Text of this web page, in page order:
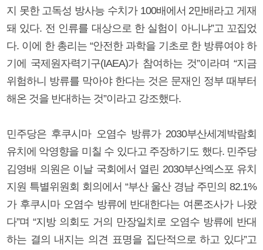
지 못한 고독성 방사능 수치가 100배에서 2만배라고 게재
돼 있다. 전 인류를 대상으로 한 실험이 아니냐”고 꼬집었
다. 이에 한 총리는 “안전한 과학을 기초로 한 방류여야 하
기에 국제원자력기구(IAEA)가 참여하는 것”이라며 “지금
위험하니 방류를 막아야 한다는 것은 문재인 정부 때부터
해온 것을 반대하는 것”이라고 강조했다.
민주당은 후쿠시마 오염수 방류가 2030부산세계박람회
유치에 악영향을 미칠 수 있다고 주장하기도 했다. 민주당
김영배 의원은 이날 국회에서 열린 2030부산엑스포 유치
지원 특별위원회 회의에서 “부산 울산 경남 주민의 82.1%
가 후쿠시마 오염수 방류에 반대한다는 여론조사가 나왔
다”며 “지방 의회도 거의 만장일치로 오염수 방류에 반대
하는 결의 내지는 의견 표명을 집단적으로 하고 있다”고